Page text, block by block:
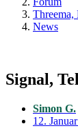
News
Signal,
Simon G.
12.